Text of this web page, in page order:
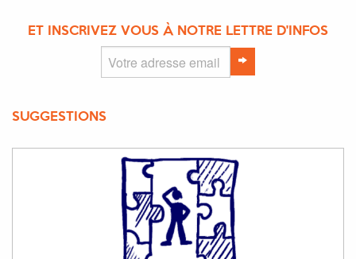
ET INSCRIVEZ VOUS À NOTRE LETTRE D'INFOS
SUGGESTIONS